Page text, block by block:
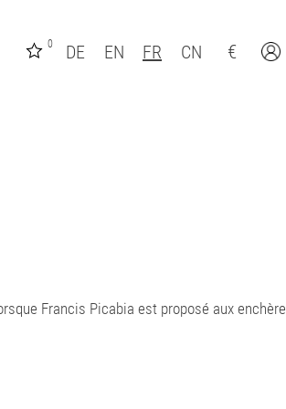
0 DE EN FR CN €
Francis Picabia est proposé aux